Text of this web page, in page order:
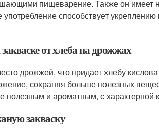
пищеварение. Также он имеет
употребление способствует
от хлеба на дрожжах
дрожжей, что придает хлебу
сохраняя больше полезных
полезным и ароматным, с характерной
закваску